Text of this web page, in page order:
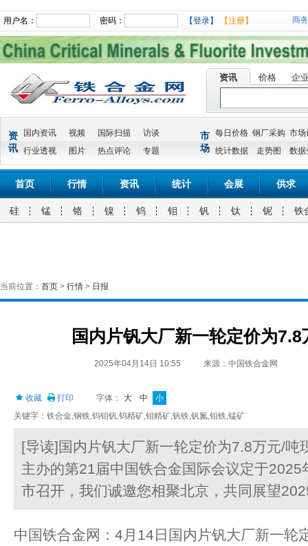
用户名： 密码： 【登录】 【注册】 商
资讯 价格 企
资
讯
国内资讯 视频 国际扫描
访谈
行业透视
图片 热点评论 专题
市
场
每日价格 钢厂采购 市场
统计数据
走势图 数据
首页 行情 资讯 统计 会展 供求
硅 锰 铬 镍 钨 钼 钒 钛 铌 铁
当前位置： 首页 > 行情 > 日报
国内片钒大厂新一轮定价为
2025年04月14日 10:55 来源：中国铁合金网
收藏 打印 字体： 大 中
小
关键字：铁合金,钢铁,钨钼钒,钨精矿,钼精矿,钒铁,钒氮,钼铁,锰矿
[导读]国内片钒大厂新一轮定价为7.8万元/吨
主办的第21届中国铁合金国际会议定于
市召开，我们诚邀您相聚北京，共同展望
中国铁合金网：4月14日国内片钒大厂新一轮